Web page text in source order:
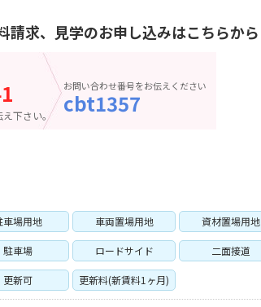
請求、見学のお申し込みはこちらから
え下さい。
お問い合わせ番号をお伝えください
cbt1357
車場用地 車両置場用地 資材置場用地
駐車場 ロードサイド 二面接道
更新可 更新料(新賃料1ヶ月)